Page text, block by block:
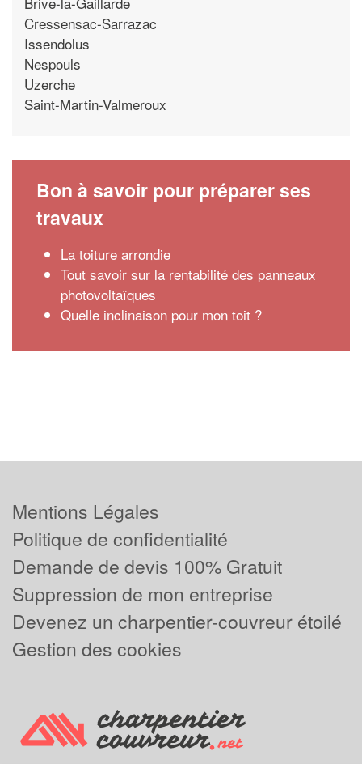
Cressensac-Sarrazac
Issendolus
Nespouls
Uzerche
Saint-Martin-Valmeroux
Bon à savoir pour préparer ses
travaux
La toiture arrondie
Tout savoir sur la rentabilité des panneaux
photovoltaïques
Quelle inclinaison pour mon toit ?
Mentions Légales
Politique de confidentialité
Demande de devis 100% Gratuit
Suppression de mon entreprise
Devenez un charpentier-couvreur étoilé
Gestion des cookies